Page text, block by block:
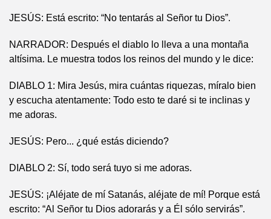
JESÚS: Está escrito: “No tentarás al Señor tu Dios”.
NARRADOR: Después el diablo lo lleva a una montaña
altísima. Le muestra todos los reinos del mundo y le dice:
DIABLO 1: Mira Jesús, mira cuántas riquezas, míralo bien
y escucha atentamente: Todo esto te daré si te inclinas y
me adoras.
JESÚS: Pero... ¿qué estás diciendo?
DIABLO 2: Sí, todo será tuyo si me adoras.
JESÚS: ¡Aléjate de mí Satanás, aléjate de mí! Porque está
escrito: “Al Señor tu Dios adorarás y a Él sólo servirás”.